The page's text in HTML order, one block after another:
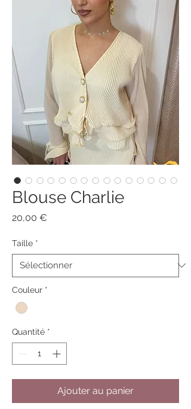
Blouse Charlie
20,00 €
Taille *
Couleur *
Quantité *
Ajouter au panier